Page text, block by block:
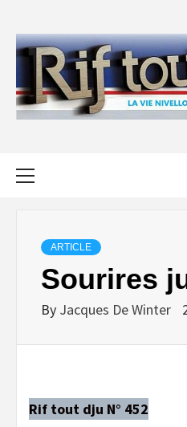
content
ARTICLE
Sourires
By Jacques De Winter
Rif tout dju N° 452